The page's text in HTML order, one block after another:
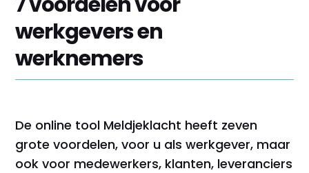
werkgevers en
werknemers
De online tool Meldjeklacht heeft zeven
grote voordelen, voor u als werkgever, maar
ook voor medewerkers, klanten, leveranciers